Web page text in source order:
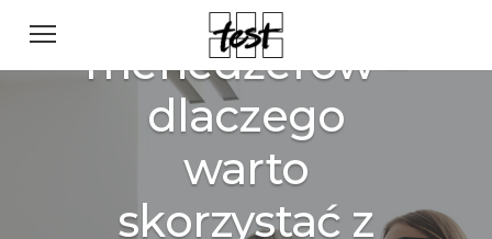
menedżerów –
dlaczego
warto
skorzystać z